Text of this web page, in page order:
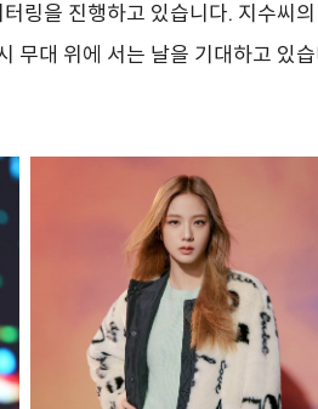
링을 진행하고 있습니다. 지수씨의
무대 위에 서는 날을 기대하고 있습